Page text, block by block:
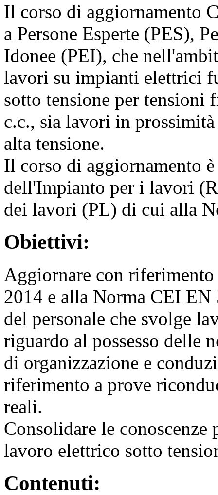
Il corso di aggiornamento
a Persone Esperte (PES),
Idonee (PEI), che
lavori su impianti elettrici
sotto tensione per tensioni
c.c., sia lavori in
alta tensione.
Il corso di aggiornamento
dell'Impianto per i lavori
dei lavori (PL) di cui alla
Obiettivi:
Aggiornare con
2014 e alla Norma CEI
del personale che svolge
riguardo al possesso delle
di organizzazione e
riferimento a prove
reali.
Consolidare le
lavoro elettrico sotto
Contenuti: